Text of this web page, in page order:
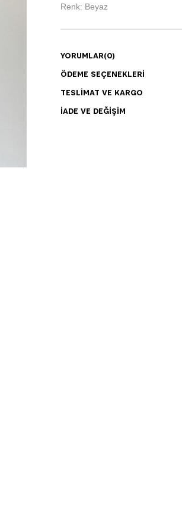
Renk: Beyaz
YORUMLAR(0)
ÖDEME SEÇENEKLERI
TESLIMAT VE KARGO
İADE VE DEĞIŞIM